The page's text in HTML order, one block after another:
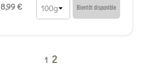
8,99 € Bientôt disponible
12